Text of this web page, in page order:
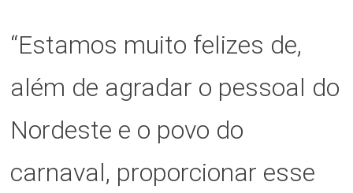
“Estamos muito felizes de,
além de agradar o pessoal do
Nordeste e o povo do
carnaval, proporcionar esse